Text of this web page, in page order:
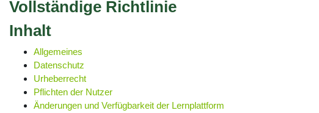
Vollständige Richtlinie
Inhalt
Allgemeines
Datenschutz
Urheberrecht
Pflichten der Nutzer
Änderungen und Verfügbarkeit der Lernplattform